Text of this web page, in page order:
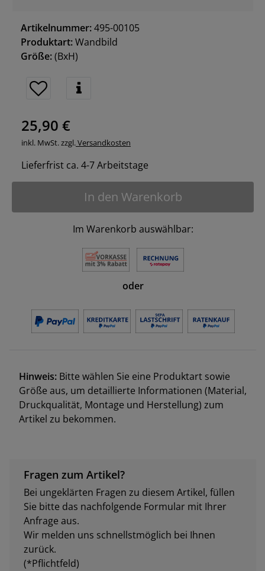
Artikelnummer:495-00105
Produktart:Wandbild
Größe:(BxH)
25,90 €
inkl. MwSt. zzgl.Versandkosten
Lieferfrist ca. 4-7 Arbeitstage
In den Warenkorb
Im Warenkorb auswählbar:
oder
Hinweis: Bitte wählen Sie eine Produktart sowie
Größe aus, um detaillierte Informationen (Material,
Druckqualität, Montage und Herstellung) zum
Artikel zu bekommen.
Fragen zum Artikel?
Bei ungeklärten Fragen zu diesem Artikel, füllen
Sie bitte das nachfolgende Formular mit Ihrer
Anfrage aus.
Wir melden uns schnellstmöglich bei Ihnen
zurück.
(*Pflichtfeld)